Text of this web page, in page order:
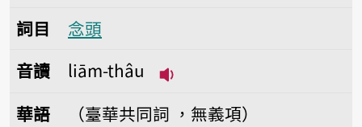
詞目
念頭
音讀
liām-thâu
華語
（臺華共同詞 ，無義項）